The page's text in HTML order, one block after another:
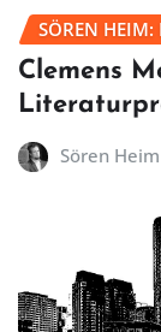
SÖREN HEIM:
Clemens
Sören Heim